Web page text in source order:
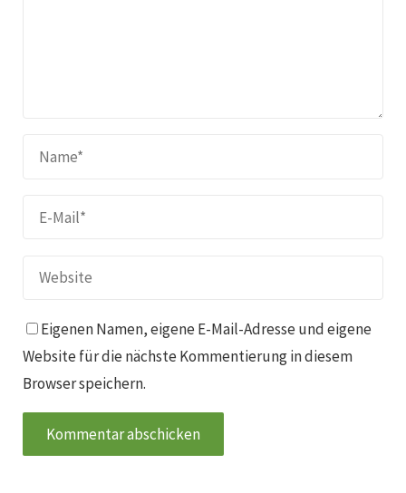
Eigenen Namen, eigene E-Mail-Adresse und eigene
Website für die nächste Kommentierung in diesem
Browser speichern.